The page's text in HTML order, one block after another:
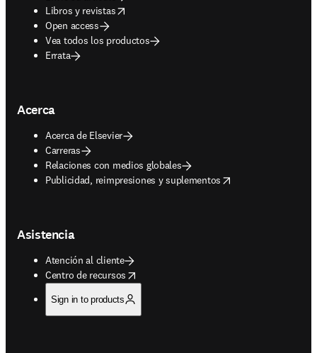
Libros y revistas
opens in new tab/window
Open access
Vea todos los productos
Errata
Acerca
Acerca de Elsevier
Carreras
Relaciones con medios globales
Publicidad, reimpresiones y suplementos
opens in new tab/window
Asistencia
Atención al cliente
Centro de recursos
opens in new tab/window
Sign in to products